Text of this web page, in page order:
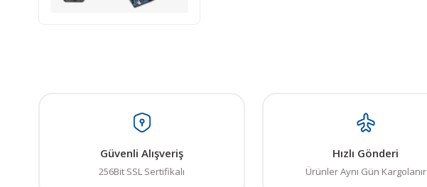
Güvenli Alışveriş
256Bit SSL Sertifikalı
Hızlı Gönderi
Ürünler Aynı Gün Kargolanır